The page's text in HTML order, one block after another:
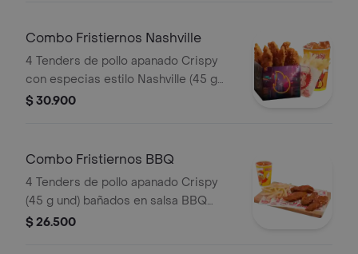
Combo Fristiernos Nashville
4 Tenders de pollo apanado Crispy
con especias estilo Nashville (45 g
und), sirope de miel picante, papas a
$ 30.900
Combo Fristiernos BBQ
4 Tenders de pollo apanado Crispy
(45 g und) bañados en salsa BBQ
ligeramente picante, papas a la
$ 26.500